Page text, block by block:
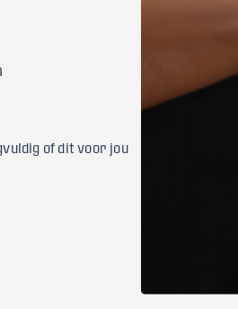
of dit voor jou